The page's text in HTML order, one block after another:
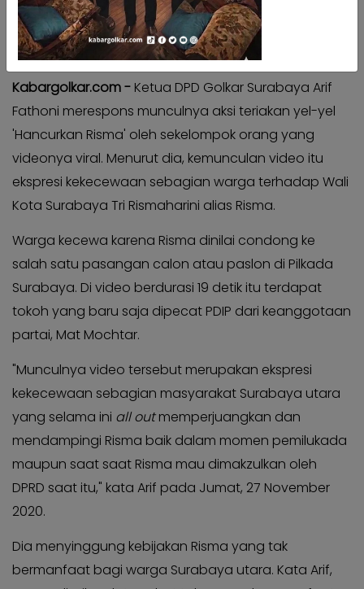
Kabar
Pilkada
Opini
Kabar
Kader
Kabar
Kabar
Kabar
Kabinet
Kabar
Kabar
Pojok
Kagol
Kabar
Photo
Kabar
Pilkada
Opini
Kabar
Kader
Kabar
Kabar
Kabar
Kabinet
UKM
DPP
Kagol
KABAR
KADER
Credit Photo / Tempo
Kabargolkar.com - Ketua DPD Golkar Surabaya Arif
Fathoni merespons munculnya aksi teriakan yel-yel
'Hancurkan Risma' oleh sekelompok orang yang
videonya viral. Menurut dia, kemunculan video itu
ekspresi kekecewaan sebagian warga terhadap Wali
Kota Surabaya Tri Rismaharini alias Risma.
Warga kecewa karena Risma dinilai condong ke
salah satu pasangan calon atau paslon di Pilkada
Surabaya. Di video berdurasi 19 detik itu terdapat
tokoh yang baru saja dipecat PDIP dari keanggotaan
partai, Mat Mochtar.
"Munculnya video tersebut merupakan ekspresi
kekecewaan sebagian masyarakat Surabaya utara
yang selama ini all outmemperjuangkan dan
mendampingi Risma baik dalam momen pemilukada
maupun saat saat Risma mau dimakzulkan oleh
DPRD saat itu," kata Arif pada Jumat, 27 November
2020.
Dia menyinggung kebijakan Risma yang tak
bermanfaat bagi warga Surabaya utara. Kata Arif,